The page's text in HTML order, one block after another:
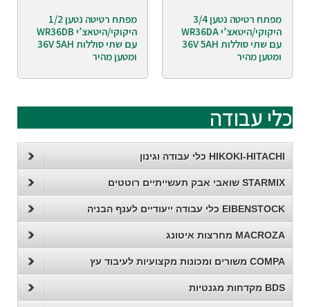
כלי עבודה
HIKOKI-HITACHI כלי עבודה וגינון
STARMIX שואבי אבק תעשייתיים רוטטים
EIBENSTOCK כלי עבודה ייעודיים לענף הבניה
MACROZA מחרצות איטונג
COMPA משורים ומכונות מקצועיות לעיבוד עץ
BDS מקדחות מגנטיות
מפתח רטיטה נטען 3/4
היקוקי/היטאצ’י WR36DA
עם שתי סוללות 36V 5AH
ומטען מהיר
מפתח רטיטה נטען 1/2
היקוקי/היטאצ’י WR36DB
עם שתי סוללות 36V 5AH
ומטען מהיר